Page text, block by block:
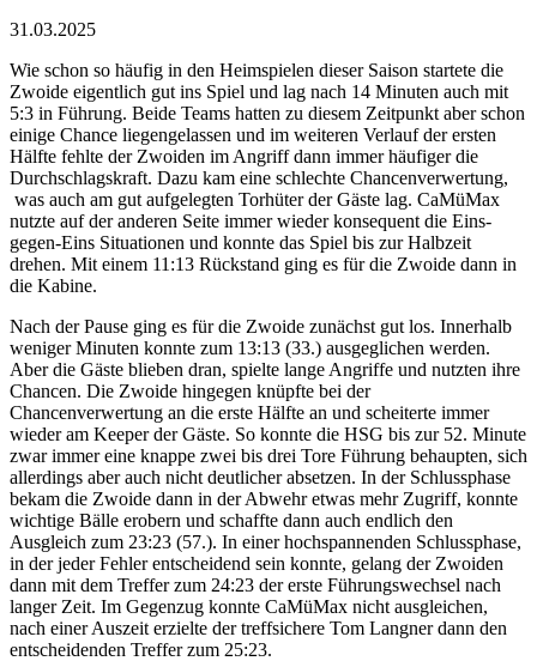
31.03.2025
Wie schon so häufig in den Heimspielen dieser Saison startete die
Zwoide eigentlich gut ins Spiel und lag nach 14 Minuten auch mit
5:3 in Führung. Beide Teams hatten zu diesem Zeitpunkt aber schon
einige Chance liegengelassen und im weiteren Verlauf der ersten
Hälfte fehlte der Zwoiden im Angriff dann immer häufiger die
Durchschlagskraft. Dazu kam eine schlechte Chancenverwertung,
was auch am gut aufgelegten Torhüter der Gäste lag. CaMüMax
nutzte auf der anderen Seite immer wieder konsequent die Eins-
gegen-Eins Situationen und konnte das Spiel bis zur Halbzeit
drehen. Mit einem 11:13 Rückstand ging es für die Zwoide dann in
die Kabine.
Nach der Pause ging es für die Zwoide zunächst gut los. Innerhalb
weniger Minuten konnte zum 13:13 (33.) ausgeglichen werden.
Aber die Gäste blieben dran, spielte lange Angriffe und nutzten ihre
Chancen. Die Zwoide hingegen knüpfte bei der
Chancenverwertung an die erste Hälfte an und scheiterte immer
wieder am Keeper der Gäste. So konnte die HSG bis zur 52. Minute
zwar immer eine knappe zwei bis drei Tore Führung behaupten, sich
allerdings aber auch nicht deutlicher absetzen. In der Schlussphase
bekam die Zwoide dann in der Abwehr etwas mehr Zugriff, konnte
wichtige Bälle erobern und schaffte dann auch endlich den
Ausgleich zum 23:23 (57.). In einer hochspannenden Schlussphase,
in der jeder Fehler entscheidend sein konnte, gelang der Zwoiden
dann mit dem Treffer zum 24:23 der erste Führungswechsel nach
langer Zeit. Im Gegenzug konnte CaMüMax nicht ausgleichen,
nach einer Auszeit erzielte der treffsichere Tom Langner dann den
entscheidenden Treffer zum 25:23.